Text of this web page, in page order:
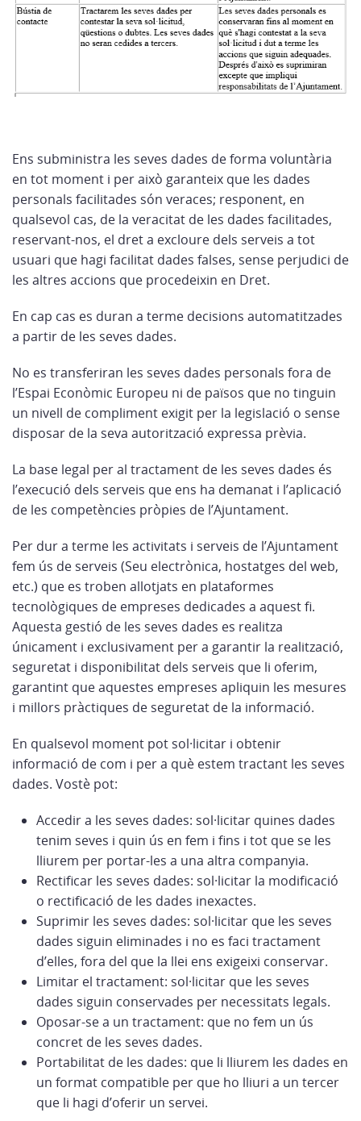
Ens subministra les seves dades de forma voluntària
en tot moment i per això garanteix que les dades
personals facilitades són veraces; responent, en
qualsevol cas, de la veracitat de les dades facilitades,
reservant-nos, el dret a excloure dels serveis a tot
usuari que hagi facilitat dades falses, sense perjudici de
les altres accions que procedeixin en Dret.
En cap cas es duran a terme decisions automatitzades
a partir de les seves dades.
No es transferiran les seves dades personals fora de
l’Espai Econòmic Europeu ni de països que no tinguin
un nivell de compliment exigit per la legislació o sense
disposar de la seva autorització expressa prèvia.
La base legal per al tractament de les seves dades és
l’execució dels serveis que ens ha demanat i l’aplicació
de les competències pròpies de l’Ajuntament.
Per dur a terme les activitats i serveis de l’Ajuntament
fem ús de serveis (Seu electrònica, hostatges del web,
etc.) que es troben allotjats en plataformes
tecnològiques de empreses dedicades a aquest fi.
Aquesta gestió de les seves dades es realitza
únicament i exclusivament per a garantir la realització,
seguretat i disponibilitat dels serveis que li oferim,
garantint que aquestes empreses apliquin les mesures
i millors pràctiques de seguretat de la informació.
En qualsevol moment pot sol·licitar i obtenir
informació de com i per a què estem tractant les seves
dades. Vostè pot:
Accedir a les seves dades: sol·licitar quines dades
tenim seves i quin ús en fem i fins i tot que se les
lliurem per portar-les a una altra companyia.
Rectificar les seves dades: sol·licitar la modificació
o rectificació de les dades inexactes.
Suprimir les seves dades: sol·licitar que les seves
dades siguin eliminades i no es faci tractament
d’elles, fora del que la llei ens exigeixi conservar.
Limitar el tractament: sol·licitar que les seves
dades siguin conservades per necessitats legals.
Oposar-se a un tractament: que no fem un ús
concret de les seves dades.
Portabilitat de les dades: que li lliurem les dades en
un format compatible per que ho lliuri a un tercer
que li hagi d’oferir un servei.